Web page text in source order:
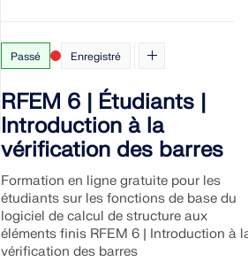
Passé Enregistré
RFEM 6 | Étudiants |
Introduction à la
vérification des barres
Formation en ligne gratuite pour les
étudiants sur les fonctions de base du
logiciel de calcul de structure aux
éléments finis RFEM 6 | Introduction à
vérification des barres